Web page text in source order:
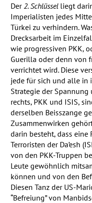
Der 2. Schlüsselliegt
Imperialisten jedes
Türkei zu verhindern.
Drecksarbeit im
wie progressiven PKK,
Guerilla oder denn von
verrichtet wird. Diese
jede für sich und alle in
Strategie der
rechts, PKK und ISIS,
derselben Beisszange
Zusammenwirken
darin besteht, dass
Terroristen der Da’esh (
von den PKK-Truppen
Leute gewöhnlich
können und von den
Diesen Tanz der US-
“Befreiung” von